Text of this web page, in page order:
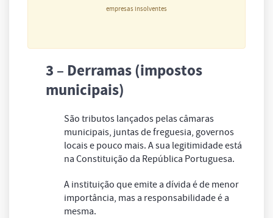
empresas insolventes
3 – Derramas (impostos
municipais)
São tributos lançados pelas câmaras
municipais, juntas de freguesia, governos
locais e pouco mais. A sua legitimidade está
na Constituição da República Portuguesa.
A instituição que emite a dívida é de menor
importância, mas a responsabilidade é a
mesma.